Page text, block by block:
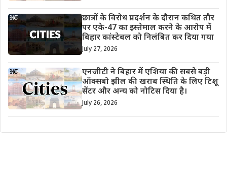
छात्रों के विरोध प्रदर्शन के दौरान कथित तौर
पर एके-47 का इस्तेमाल करने के आरोप में
बिहार कांस्टेबल को निलंबित कर दिया गया
July 27, 2026
एनजीटी ने बिहार में एशिया की सबसे बड़ी
ऑक्सबो झील की खराब स्थिति के लिए टिशू
सेंटर और अन्य को नोटिस दिया है।
July 26, 2026